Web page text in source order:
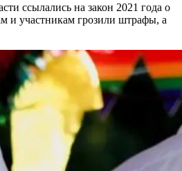
ссылались на закон 2021 года о
и участникам грозили штрафы, а